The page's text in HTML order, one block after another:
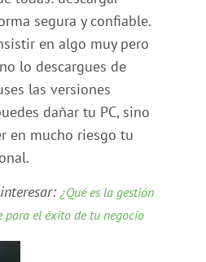
segura y confiable.
en algo muy pero
lo descargues de
las versiones
dañar tu PC, sino
en mucho riesgo tu
interesar:¿Qué es la gestión
para el éxito de tu negocio